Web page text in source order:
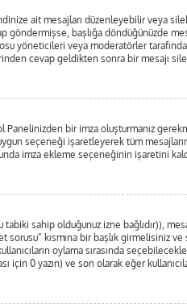
ait mesajları düzenleyebilir veya
başlığa döndüğünüzde
yöneticileri veya moderatörler
cevap geldikten sonra bir mesajı
bir imza oluşturmanız
seçeneği işaretleyerek tüm
imza ekleme seçeneğinin işaretini
tabiki sahip olduğunuz izne bağlıdır)),
kısmına bir başlık girmelisiniz
oylama sırasında
için 0 yazın) ve son olarak eğer